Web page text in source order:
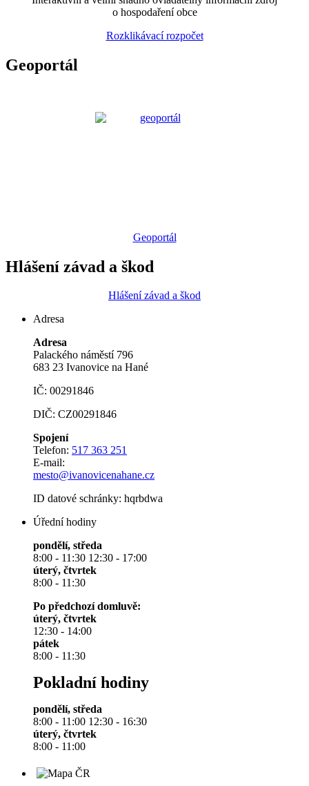
o hospodaření obce
Rozklikávací rozpočet
Geoportál
Geoportál
Hlášení závad a škod
Hlášení závad a škod
Adresa
Adresa
Palackého náměstí 796
683 23 Ivanovice na Hané
IČ: 00291846
DIČ: CZ00291846
Spojení
Telefon: 517 363 251
E-mail:
mesto@ivanovicenahane.cz
ID datové schránky: hqrbdwa
Úřední hodiny
pondělí, středa
8:00 - 11:30 12:30 - 17:00
úterý, čtvrtek
8:00 - 11:30
Po předchozí domluvě:
úterý, čtvrtek
12:30 - 14:00
pátek
8:00 - 11:30
Pokladní hodiny
pondělí, středa
8:00 - 11:00 12:30 - 16:30
úterý, čtvrtek
8:00 - 11:00